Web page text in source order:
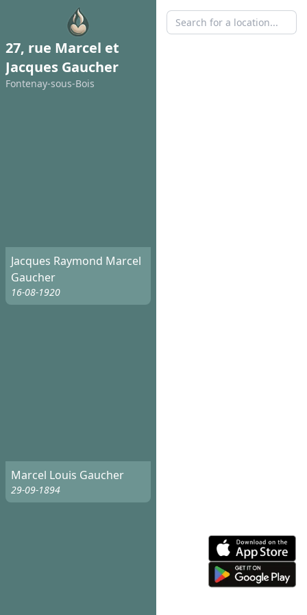
27, rue Marcel et
Jacques Gaucher
Fontenay-sous-Bois
Jacques Raymond Marcel
Gaucher
16-08-1920
Marcel Louis Gaucher
29-09-1894